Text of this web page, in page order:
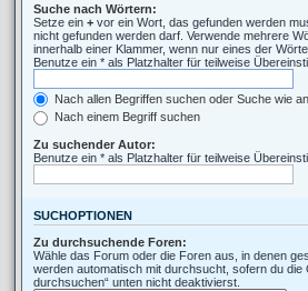
Suche nach Wörtern:
Setze ein + vor ein Wort, das gefunden werden
nicht gefunden werden darf. Verwende mehrere
innerhalb einer Klammer, wenn nur eines der
Benutze ein * als Platzhalter für teilweise
Nach allen Begriffen suchen oder Suche wie
Nach einem Begriff suchen
Zu suchender Autor:
Benutze ein * als Platzhalter für teilweise
SUCHOPTIONEN
Zu durchsuchende Foren:
Wähle das Forum oder die Foren aus, in denen
werden automatisch mit durchsucht, sofern du die
durchsuchen“ unten nicht deaktivierst.